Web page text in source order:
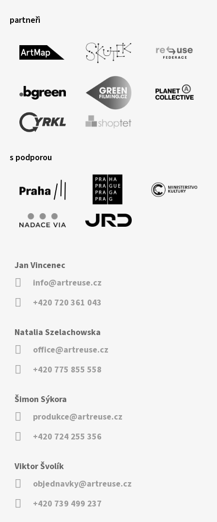
partneři
s podporou
Jan Vincenec
info@artreuse.cz
+420 720 361 043
Natalia Szelachowska
office@artreuse.cz
+420 775 855 558
Šimon Sýkora
produkce@artreuse.cz
+420 724 255 356
Viktor Švolík
objednavky@artreuse.cz
+420 739 499 237